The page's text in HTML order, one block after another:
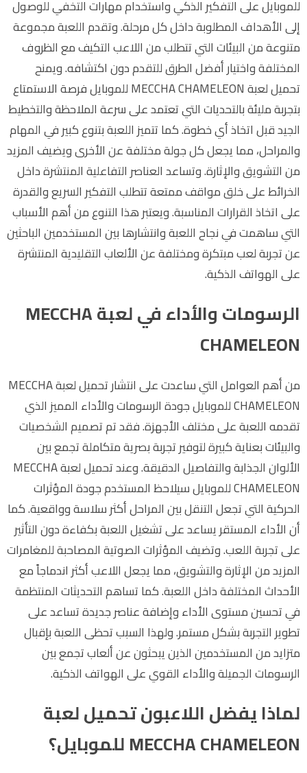
للموبايل على التفكير الذكي واستخدام مهارات التخفي للوصول
إلى الأهداف المطلوبة داخل كل مرحلة. وتقدم اللعبة مجموعة
متنوعة من البيئات التي تتطلب من اللاعب التكيف مع الظروف
المختلفة واختيار أفضل الطرق للتقدم دون اكتشافه. ويمنح
تحميل لعبة MECCHA CHAMELEON للموبايل فرصة الاستمتاع
بتجربة مليئة بالتحديات التي تعتمد على سرعة الملاحظة والتخطيط
الجيد قبل اتخاذ أي خطوة. كما تتميز اللعبة بتنوع كبير في المهام
والمراحل، مما يجعل كل جولة مختلفة عن الأخرى ويضيف المزيد
من التشويق والإثارة. وتساعد العناصر التفاعلية المنتشرة داخل
الخرائط على خلق مواقف ممتعة تتطلب التفكير السريع والقدرة
على اتخاذ القرارات المناسبة. ويعتبر هذا التنوع من أهم الأسباب
التي ساهمت في نجاح اللعبة وانتشارها بين المستخدمين الباحثين
عن تجربة لعب مبتكرة ومختلفة عن الألعاب التقليدية المنتشرة
على الهواتف الذكية.
الرسومات والأداء في لعبة MECCHA
CHAMELEON
من أهم العوامل التي ساعدت على انتشار تحميل لعبة MECCHA
CHAMELEON للموبايل جودة الرسومات والأداء المميز الذي
تقدمه اللعبة على مختلف الأجهزة. فقد تم تصميم الشخصيات
والبيئات بعناية كبيرة لتوفير تجربة بصرية متكاملة تجمع بين
الألوان الجذابة والتفاصيل الدقيقة. وعند تحميل لعبة MECCHA
CHAMELEON للموبايل سيلاحظ المستخدم جودة المؤثرات
الحركية التي تجعل التنقل بين المراحل أكثر سلاسة وواقعية. كما
أن الأداء المستقر يساعد على تشغيل اللعبة بكفاءة دون التأثير
على تجربة اللعب. وتضيف المؤثرات الصوتية المصاحبة للمغامرات
المزيد من الإثارة والتشويق، مما يجعل اللاعب أكثر اندماجاً مع
الأحداث المختلفة داخل اللعبة. كما تساهم التحديثات المنتظمة
في تحسين مستوى الأداء وإضافة عناصر جديدة تساعد على
تطوير التجربة بشكل مستمر. ولهذا السبب تحظى اللعبة بإقبال
متزايد من المستخدمين الذين يبحثون عن ألعاب تجمع بين
الرسومات الجميلة والأداء القوي على الهواتف الذكية.
لماذا يفضل اللاعبون تحميل لعبة
MECCHA CHAMELEON للموبايل؟